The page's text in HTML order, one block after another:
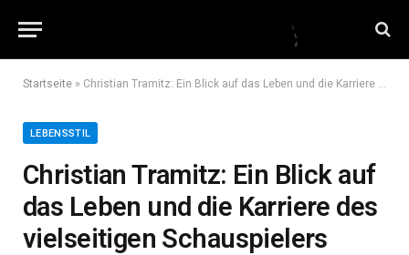
Startseite » Christian Tramitz: Ein Blick auf das Leben und die Karriere des vielseitigen Schauspielers
LEBENSSTIL
Christian Tramitz: Ein Blick auf
das Leben und die Karriere des
vielseitigen Schauspielers